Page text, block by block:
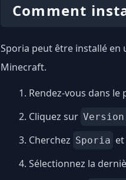
Comment
Sporia peut être installé
Minecraft.
Rendez-vous dans
Cliquez sur
Cherchez Sporia
Sélectionnez la